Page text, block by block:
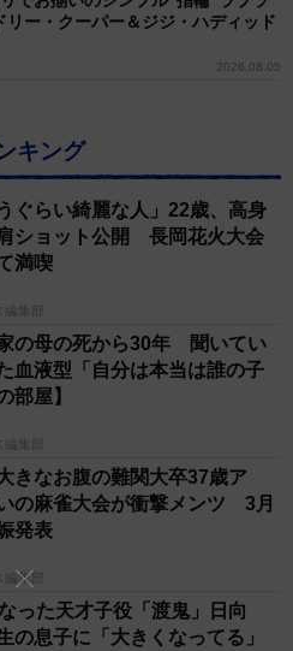
ー・クーパー＆ジジ・ハディッド
2026.08.05
キング
ぐらい綺麗な人」22歳、高身
ショット公開 長岡花火大会
満喫
集部
の母の死から30年 聞いてい
血液型「自分は本当は誰の子
部屋】
集部
きなお腹の難関大卒37歳ア
の麻雀大会が衝撃メンツ 3月
発表
集部
った天才子役「渡鬼」日向
息子に「大きくなってる」